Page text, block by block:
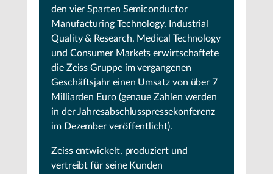
den vier Sparten Semiconductor
Manufacturing Technology, Industrial
Quality & Research, Medical Technology
und Consumer Markets erwirtschaftete
die Zeiss Gruppe im vergangenen
Geschäftsjahr einen Umsatz von über 7
Milliarden Euro (genaue Zahlen werden
in der Jahresabschlusspressekonferenz
im Dezember veröffentlicht).
Zeiss entwickelt, produziert und
vertreibt für seine Kunden